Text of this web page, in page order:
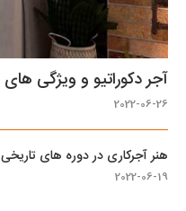
آجر دکوراتیو و ویژگی
2022-06-26
هنر آجرکاری در دوره های تاریخی
2022-06-19